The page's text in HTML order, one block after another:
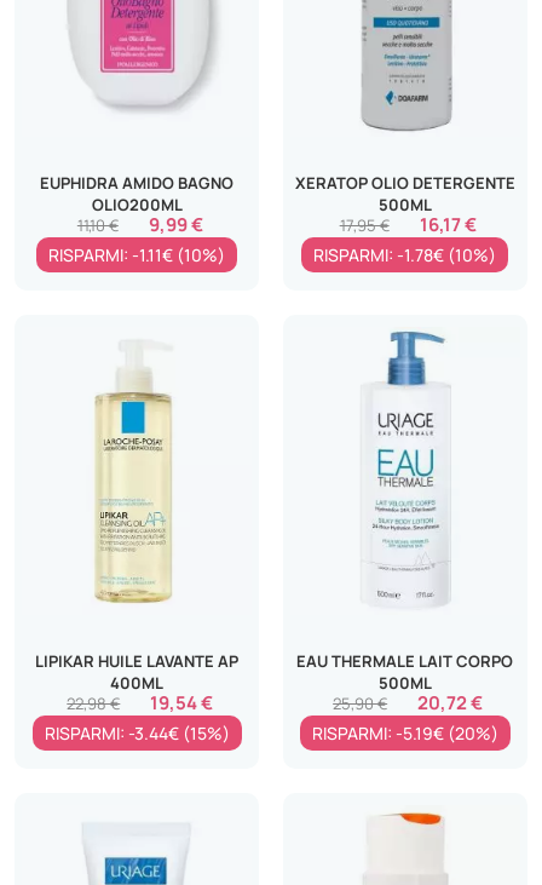
EUPHIDRA AMIDO BAGNO
OLIO200ML
9,99 €
11,10 €
RISPARMI: -1.11€ (10%)
XERATOP OLIO DETERGENTE
500ML
16,17 €
17,95 €
RISPARMI: -1.78€ (10%)
LIPIKAR HUILE LAVANTE AP
400ML
19,54 €
22,98 €
RISPARMI: -3.44€ (15%)
EAU THERMALE LAIT CORPO
500ML
20,72 €
25,90 €
RISPARMI: -5.19€ (20%)